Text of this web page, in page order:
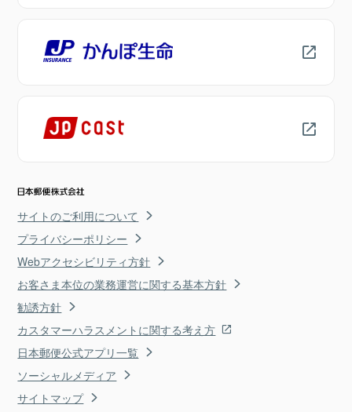
サイトのご利用について
プライバシーポリシー
Webアクセシビリティ方針
お客さま本位の業務運営に関する基本方針
勧誘方針
カスタマーハラスメントに関する考え方
日本郵便公式アプリ一覧
ソーシャルメディア
サイトマップ